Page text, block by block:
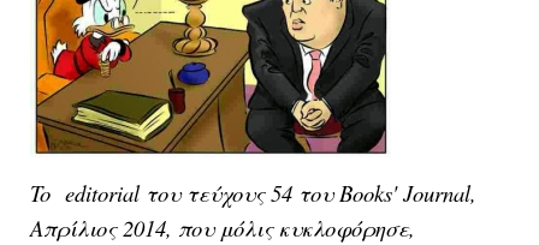
To editorial του τεύχους 54 του Books' Journal,
Απρίλιος 2014, που μόλις κυκλοφόρησε,